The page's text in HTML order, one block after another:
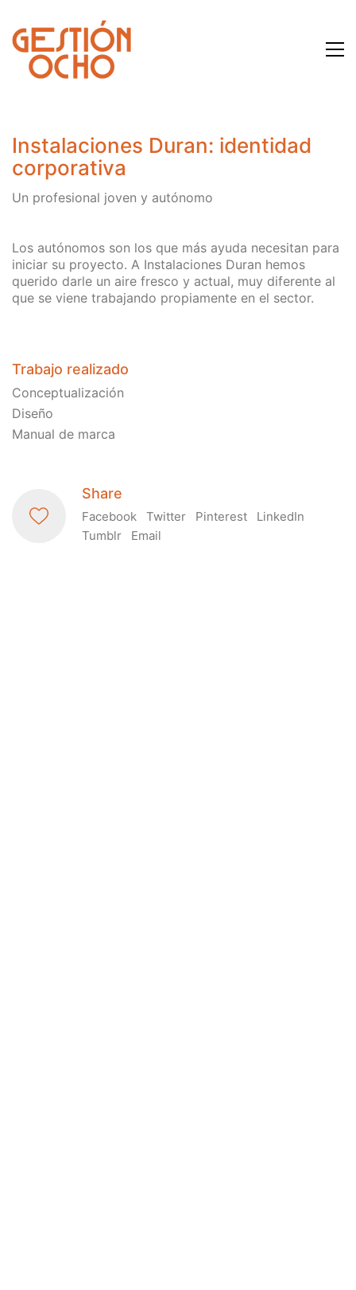
Instalaciones Duran: identidad
corporativa
Un profesional joven y autónomo
Los autónomos son los que más ayuda necesitan para
iniciar su proyecto. A Instalaciones Duran hemos
querido darle un aire fresco y actual, muy diferente al
que se viene trabajando propiamente en el sector.
Trabajo realizado
Conceptualización
Diseño
Manual de marca
Share
Facebook Twitter Pinterest
LinkedIn
Tumblr
Email